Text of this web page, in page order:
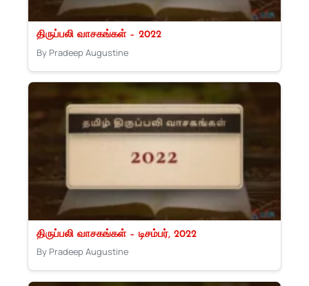
திருப்பலி வாசகங்கள் – 2022
By Pradeep Augustine
திருப்பலி வாசகங்கள் – டிசம்பர், 2022
By Pradeep Augustine